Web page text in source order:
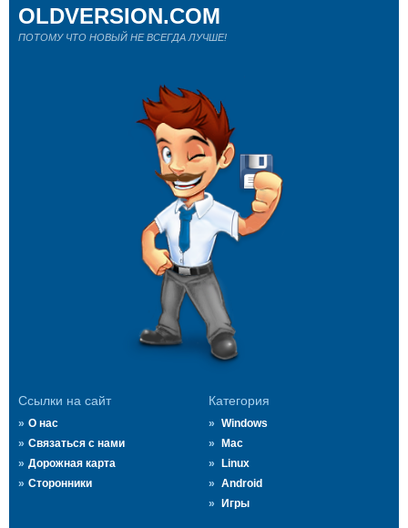
Ссылки на сайт
О нас
Связаться с нами
Дорожная карта
Сторонники
Категория
Windows
Mac
Linux
Android
Игры
OLDVERSION.COM
ПОТОМУ ЧТО НОВЫЙ НЕ ВСЕГДА ЛУЧШЕ!